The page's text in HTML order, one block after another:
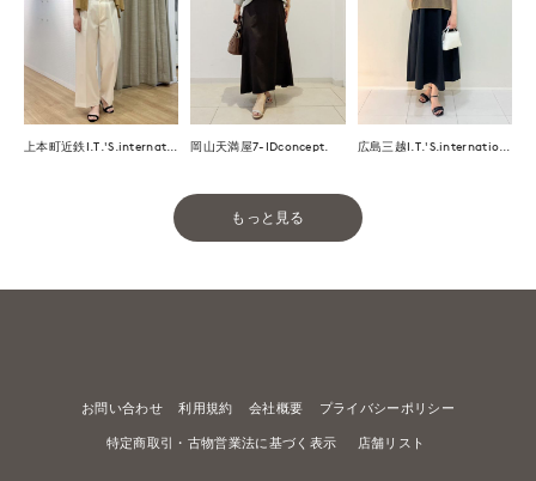
岡山天満屋7-IDconcept.
もっと見る
お問い合わせ 利用規約 会社概要 プライバシーポリシー
特定商取引・古物営業法に基づく表示 店舗リスト